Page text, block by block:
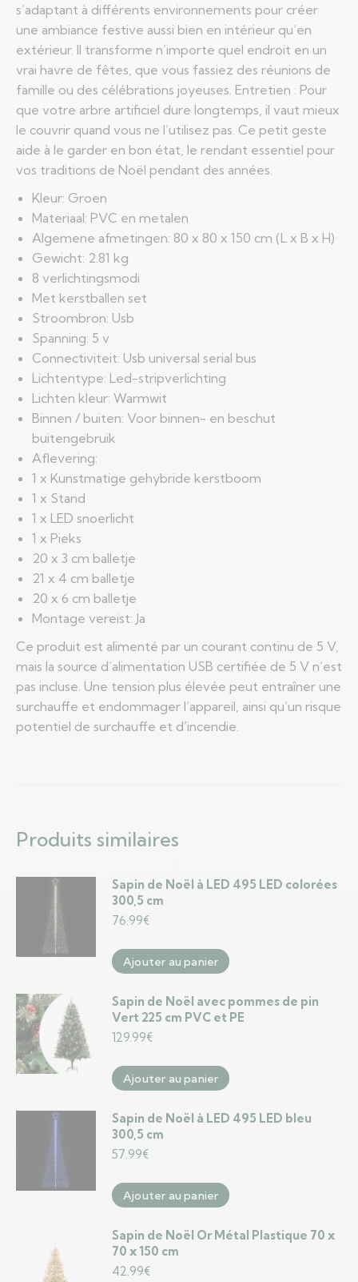
s’adaptant à différents environnements pour créer
une ambiance festive aussi bien en intérieur qu’en
extérieur. Il transforme n’importe quel endroit en un
vrai havre de fêtes, que vous fassiez des réunions de
famille ou des célébrations joyeuses. Entretien : Pour
que votre arbre artificiel dure longtemps, il vaut mieux
le couvrir quand vous ne l’utilisez pas. Ce petit geste
aide à le garder en bon état, le rendant essentiel pour
vos traditions de Noël pendant des années.
Kleur: Groen
Materiaal: PVC en metalen
Algemene afmetingen: 80 x 80 x 150 cm (L x B x H)
Gewicht: 2.81 kg
8 verlichtingsmodi
Met kerstballen set
Stroombron: Usb
Spanning: 5 v
Connectiviteit: Usb universal serial bus
Lichtentype: Led-stripverlichting
Lichten kleur: Warmwit
Binnen / buiten: Voor binnen- en beschut
buitengebruik
Aflevering:
1 x Kunstmatige gehybride kerstboom
1 x Stand
1 x LED snoerlicht
1 x Pieks
20 x 3 cm balletje
21 x 4 cm balletje
20 x 6 cm balletje
Montage vereist: Ja
Ce produit est alimenté par un courant continu de 5 V,
mais la source d’alimentation USB certifiée de 5 V n’est
pas incluse. Une tension plus élevée peut entraîner une
surchauffe et endommager l’appareil, ainsi qu’un risque
potentiel de surchauffe et d’incendie.
Produits similaires
Sapin de Noël à LED 495 LED colorées
300,5 cm
76.99€
Ajouter au panier
Sapin de Noël avec pommes de pin
Vert 225 cm PVC et PE
129.99€
Ajouter au panier
Sapin de Noël à LED 495 LED bleu
300,5 cm
57.99€
Ajouter au panier
Sapin de Noël Or Métal Plastique 70 x
70 x 150 cm
42.99€